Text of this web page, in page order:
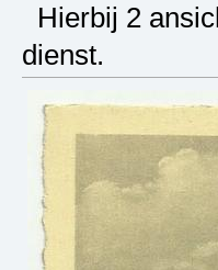
Hierbij 2
dienst.